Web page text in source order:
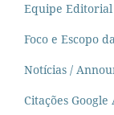
Equipe
Foco e Escopo
Notícias /
Citações